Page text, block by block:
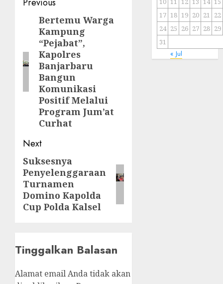
Bertemu Warga
Kampung
“Pejabat”,
Kapolres
Banjarbaru
Bangun
Komunikasi
Positif Melalui
Program Jum’at
Curhat
Next
Suksesnya
Penyelenggaraan
Turnamen
Domino Kapolda
Cup Polda Kalsel
Tinggalkan Balasan
Alamat email Anda tidak akan
17 18 19 20 21 22
24 25 26 27 28 29
31
« Jul